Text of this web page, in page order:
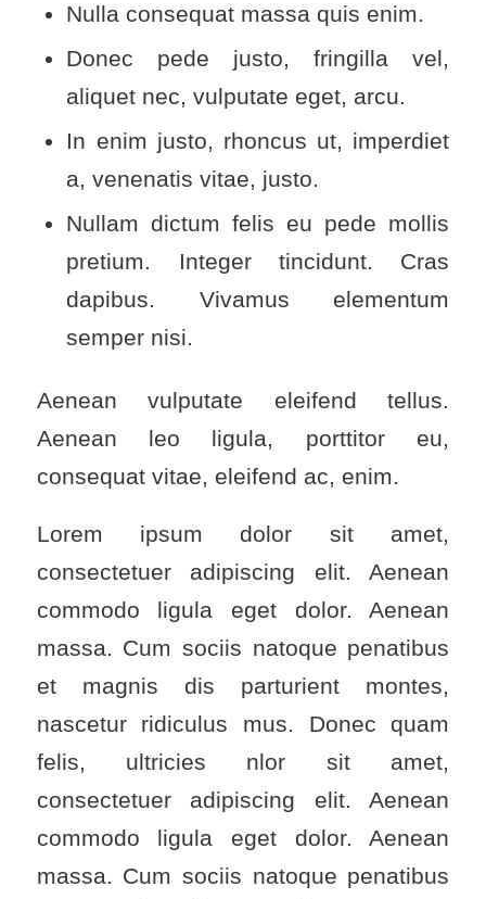
Nulla consequat massa quis enim.
Donec pede justo, fringilla vel,
aliquet nec, vulputate eget, arcu.
In enim justo, rhoncus ut, imperdiet
a, venenatis vitae, justo.
Nullam dictum felis eu pede mollis
pretium. Integer tincidunt. Cras
dapibus. Vivamus elementum
semper nisi.
Aenean vulputate eleifend tellus.
Aenean leo ligula, porttitor eu,
consequat vitae, eleifend ac, enim.
Lorem ipsum dolor sit amet,
consectetuer adipiscing elit. Aenean
commodo ligula eget dolor. Aenean
massa. Cum sociis natoque penatibus
et magnis dis parturient montes,
nascetur ridiculus mus. Donec quam
felis, ultricies nlor sit amet,
consectetuer adipiscing elit. Aenean
commodo ligula eget dolor. Aenean
massa. Cum sociis natoque penatibus